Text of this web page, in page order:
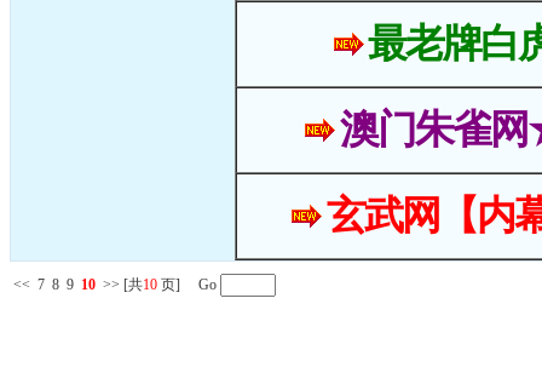
最老牌白
澳门朱雀
玄武网【内
<< 7 8 9 10 >> [共10 页] Go